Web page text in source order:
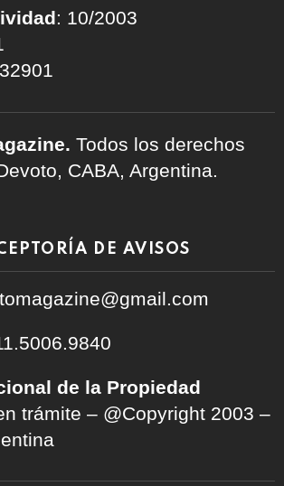
: 10/2003
Todos los derechos
CABA, Argentina.
DE AVISOS
de la Propiedad
trámite – @Copyright 2003 –